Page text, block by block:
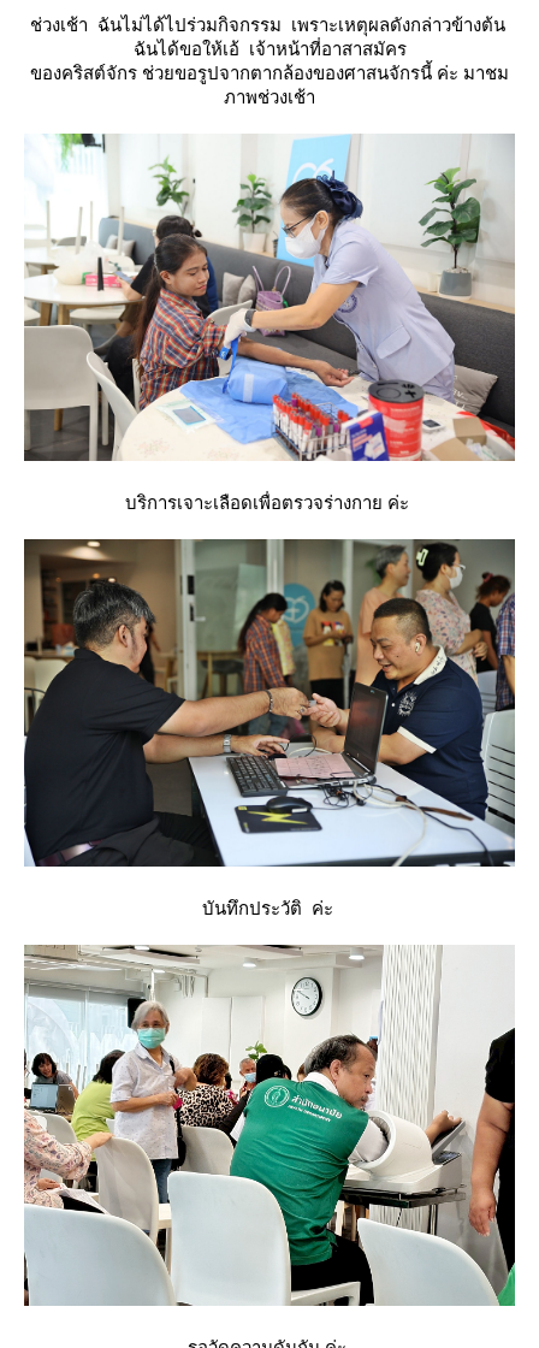
ช่วงเช้า ฉันไม่ได้ไปร่วมกิจกรรม เพราะเหตุผลดังกล่าวข้างต้น
ฉันได้ขอให้เอ้ เจ้าหน้าที่อาสาสมัคร
ของคริสต์จักร ช่วยขอรูปจากตากล้องของศาสนจักรนี้ ค่ะ มาชม
ภาพช่วงเช้า
บริการเจาะเลือดเพื่อตรวจร่างกาย ค่ะ
บันทึกประวัติ ค่ะ